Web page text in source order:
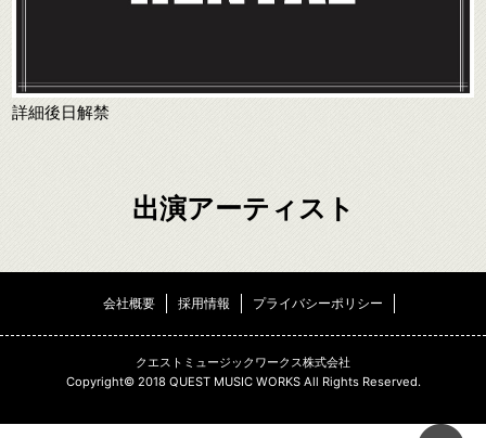
詳細後日解禁
出演アーティスト
会社概要 採用情報 プライバシーポリシー
クエストミュージックワークス株式会社
Copyright© 2018 QUEST MUSIC WORKS All Rights Reserved.